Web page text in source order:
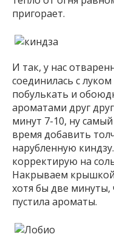
пригорает.
И так, у нас
соединилась с
побулькать и
ароматами друг
минут 7-10, ну
время добавить
нарубленную
корректирую на
Накрываем
хотя бы две минуты,
пустила ароматы.